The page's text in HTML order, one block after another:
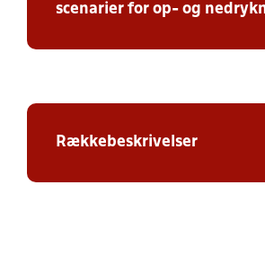
scenarier for op- og
Rækkebeskrivelser